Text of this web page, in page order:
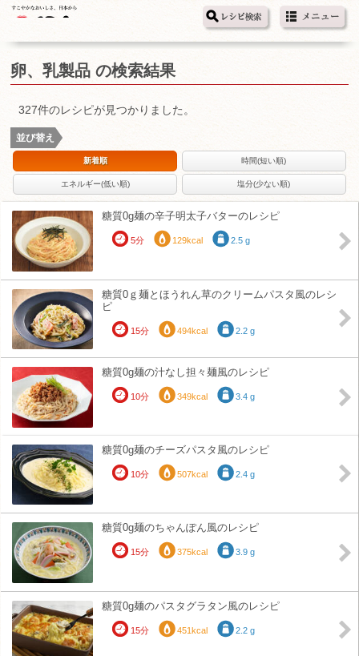
卵、乳製品 の検索結果
327件のレシピが見つかりました。
並び替え
新着順 時間(短い順)
エネルギー(低い順) 塩分(少ない順)
糖質0g麺の辛子明太子バターのレシピ
5分 129kcal 2.5 g
糖質0ｇ麺とほうれん草のクリームパスタ風のレシ
ピ
15分 494kcal 2.2 g
糖質0g麺の汁なし担々麺風のレシピ
10分 349kcal 3.4 g
糖質0g麺のチーズパスタ風のレシピ
10分 507kcal 2.4 g
糖質0g麺のちゃんぽん風のレシピ
15分 375kcal 3.9 g
糖質0g麺のパスタグラタン風のレシピ
15分 451kcal 2.2 g